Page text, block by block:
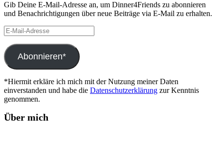
Gib Deine E-Mail-Adresse an, um Dinner4Friends zu abonnieren
und Benachrichtigungen über neue Beiträge via E-Mail zu erhalten.
E-
Mail-
Adresse
Abonnieren*
*Hiermit erkläre ich mich mit der Nutzung meiner Daten
einverstanden und habe die Datenschutzerklärung zur Kenntnis
genommen.
Über mich